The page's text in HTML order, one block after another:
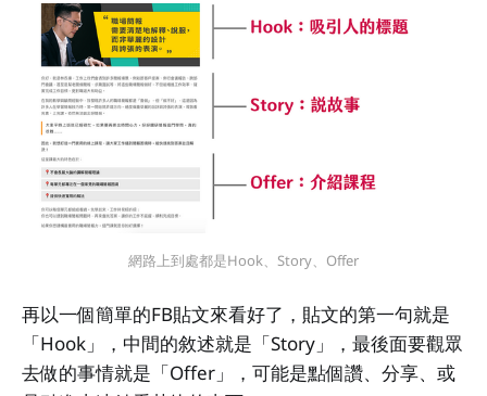
網路上到處都是Hook、Story、Offer
再以一個簡單的FB貼文來看好了，貼文的第一句就是
「Hook」，中間的敘述就是「Story」，最後面要觀眾
去做的事情就是「Offer」，可能是點個讚、分享、或